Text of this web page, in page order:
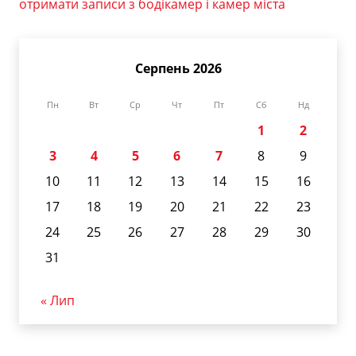
отримати записи з бодікамер і камер міста
Серпень 2026
Пн Вт Ср Чт Пт Сб Нд
1
2
3
4 5 6 7 8
9
10
11 12 13 14 15
16
17
18 19 20 21 22
23
24
25 26 27 28 29
30
31
« Лип